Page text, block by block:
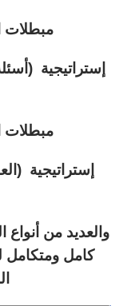
مبطلات
إستراتيجية
مبطلات
إستراتيجية
والعديد من أنواع
كامل ومتكامل